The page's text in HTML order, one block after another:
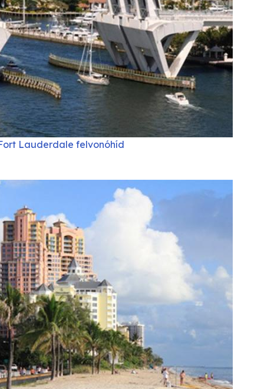
Lauderdale felvonóhíd